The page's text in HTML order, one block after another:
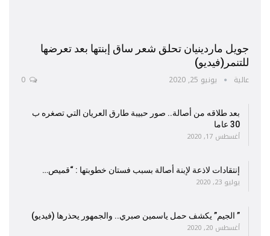
جويل ماردينيان تحلق شعر ساق إبنتها بعد تعرضها
للتنمر(فيديو)
عالية يونيو 25, 2020
بعد طلاقه من أصالة.. صور حبيبة طارق العريان التي تصغره ب
30 عاما
أغسطس 17, 2020
إنتقادات لاذعة لإبنة أصالة بسبب فستان خطوبتها : “قميص…
يوليو 23, 2020
” الجيم” يكشف حمل ياسمين صبري.. والجمهور يحذرها (فيديو)
أغسطس 20, 2020